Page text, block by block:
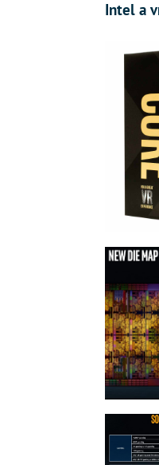
Intel a